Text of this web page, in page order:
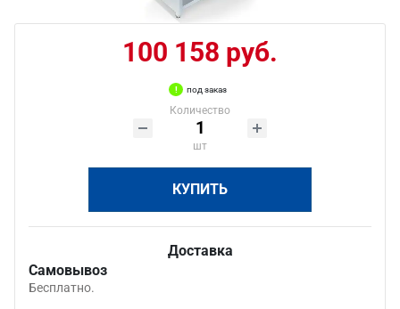
100 158 руб.
под заказ
Количество
шт
КУПИТЬ
Доставка
Самовывоз
Бесплатно.